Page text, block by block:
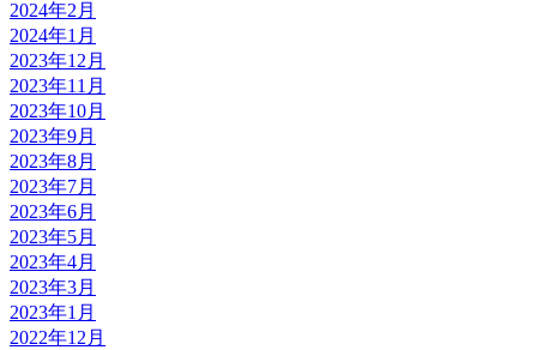
2024年2月
2024年1月
2023年12月
2023年11月
2023年10月
2023年9月
2023年8月
2023年7月
2023年6月
2023年5月
2023年4月
2023年3月
2023年1月
2022年12月